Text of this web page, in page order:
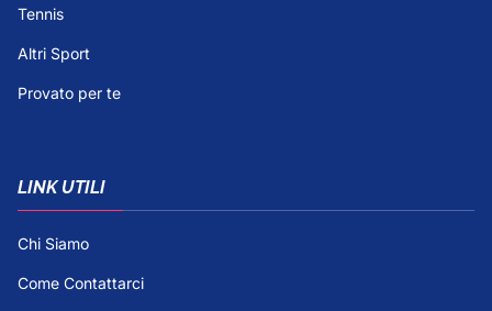
Tennis
Altri Sport
Provato per te
LINK UTILI
Chi Siamo
Come Contattarci